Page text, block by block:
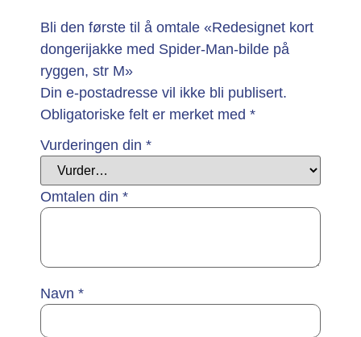
Bli den første til å omtale «Redesignet kort
dongerijakke med Spider-Man-bilde på
ryggen, str M»
Din e-postadresse vil ikke bli publisert.
Obligatoriske felt er merket med *
Vurderingen din *
Omtalen din *
Navn *